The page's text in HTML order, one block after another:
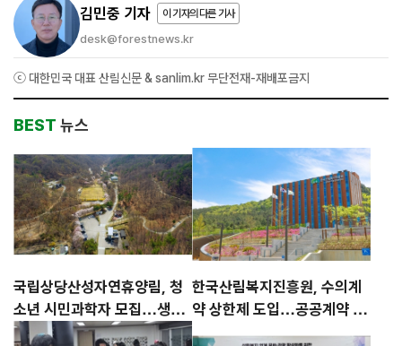
김민중 기자 이 기자의 다른 기사
desk@forestnews.kr
ⓒ 대한민국 대표 산림신문 & sanlim.kr 무단전재-재배포금지
BEST 뉴스
국립상당산성자연휴양림, 청
소년 시민과학자 모집…생물
다양성 공동 탐사 운영
한국산림복지진흥원, 수의계
약 상한제 도입…공공계약 투
명성 강화